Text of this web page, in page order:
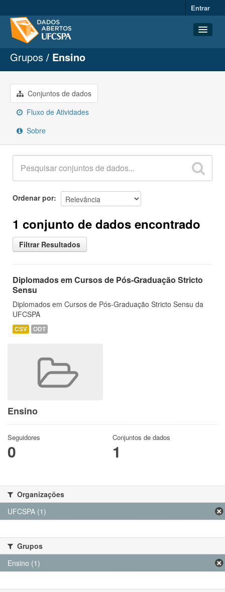
Entrar
Conjuntos de dados
Organizações
Grupos
Sobre
Grupos Ensino
Conjuntos de dados
Fluxo de Atividades
Sobre
Ordenar por
1 conjunto de dados encontrado
Filtrar Resultados
Diplomados em Cursos de Pós-Graduação Stricto
Sensu
Diplomados em Cursos de Pós-Graduação Stricto Sensu da
UFCSPA
CSV ODT
Ensino
Seguidores
0
Conjuntos de dados
1
Organizações
UFCSPA (1)
Grupos
Ensino (1)